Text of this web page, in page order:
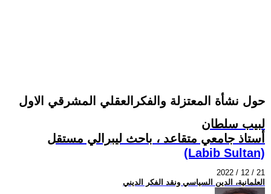
حول نشأة المعتزلة والفكرالعقلي المشرقي الاول
لبيب سلطان
أستاذ جامعي متقاعد ، باحث ليبرالي مستقل
(Labib Sultan)
2022 / 12 / 21
العلمانية، الدين السياسي ونقد الفكر الديني